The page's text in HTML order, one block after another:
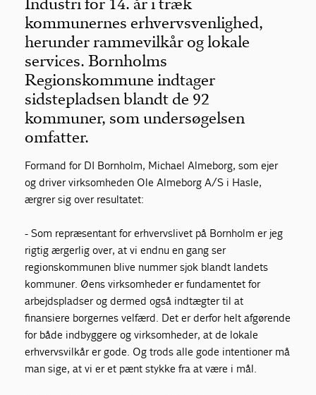
Industri for 14. år i træk
kommunernes erhvervsvenlighed,
herunder rammevilkår og lokale
services. Bornholms
Regionskommune indtager
sidstepladsen blandt de 92
kommuner, som undersøgelsen
omfatter.
Formand for DI Bornholm, Michael Almeborg, som ejer
og driver virksomheden Ole Almeborg A/S i Hasle,
ærgrer sig over resultatet:
- Som repræsentant for erhvervslivet på Bornholm er jeg
rigtig ærgerlig over, at vi endnu en gang ser
regionskommunen blive nummer sjok blandt landets
kommuner. Øens virksomheder er fundamentet for
arbejdspladser og dermed også indtægter til at
finansiere borgernes velfærd. Det er derfor helt afgørende
for både indbyggere og virksomheder, at de lokale
erhvervsvilkår er gode. Og trods alle gode intentioner må
man sige, at vi er et pænt stykke fra at være i mål.